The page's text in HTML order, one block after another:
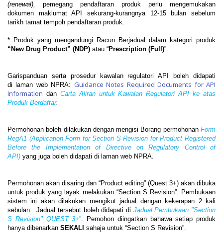
(renewal),
pemegang pendaftaran produk perlu mengemukakan
dokumen maklumat API sekurang-kurangnya 12-15 bulan sebelum
tarikh tamat tempoh pendaftaran produk.
* Produk yang mengandungi Racun Berjadual dalam kategori produk
“ New Drug Product” (NDP) atau “Prescription (Full)”.
Garispanduan serta prosedur kawalan regulatori API boleh didapati
di laman web NPRA: Guidance Notes Required Documents for API
Information dan Carta Aliran untuk Kawalan Regulatori API ke atas
Produk Berdaftar.
Permohonan boleh dilakukan dengan mengisi Borang permohonan Form
RegA1 (Application Form for Section S Revision for Product Registered
Before the Implementation of Directive on Regulatory Control of
API) yang juga boleh didapati di laman web NPRA.
Permohonan akan disaring dan “Product editing” (Quest 3+) akan dibuka
untuk produk yang layak melakukan “Section S Revision”. Pembukaan
sistem ini akan dilakukan mengikut jadual dengan kekerapan 2 kali
sebulan. Jadual tersebut boleh didapati di Jadual Pembukaan "Section
S Revision" QUEST 3+”. Pemohon diingatkan bahawa setiap produk
hanya dibenarkan SEKALI sahaja untuk “Section S Revision”.